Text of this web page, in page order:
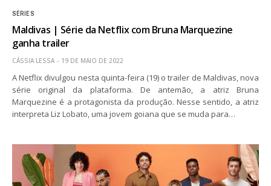
SÉRIES
Maldivas | Série da Netflix com Bruna Marquezine
ganha trailer
CÁSSIA LESSA 19 DE MAIO DE 2022
A Netflix divulgou nesta quinta-feira (19) o trailer de Maldivas, nova
série original da plataforma. De antemão, a atriz Bruna
Marquezine é a protagonista da produção. Nesse sentido, a atriz
interpreta Liz Lobato, uma jovem goiana que se muda para…